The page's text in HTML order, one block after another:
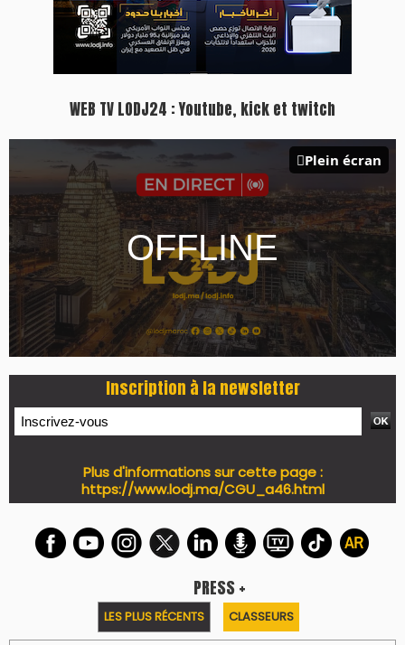
WEB TV LODJ24 : Youtube, kick et twitch
Plein écran
Inscription à la newsletter
Plus d'informations sur cette page :
https://www.lodj.ma/CGU_a46.html
PRESS +
LES PLUS RÉCENTS CLASSEURS